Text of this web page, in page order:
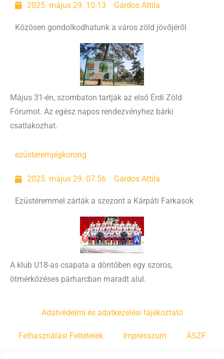
2025. május 29. 10:13 Gárdos Attila
Közösen gondolkodhatunk a város zöld jövőjéről
Május 31-én, szombaton tartják az első Érdi Zöld
Fórumot. Az egész napos rendezvényhez bárki
csatlakozhat.
ezüstéremjégkorong
2025. május 29. 07:56 Gárdos Attila
Ezüstéremmel zárták a szezont a Kárpáti Farkasok
A klub U18-as csapata a döntőben egy szoros,
ötmérkőzéses párharcban maradt alul.
Adatvédelmi és adatkezelési tájékoztató
Felhasználási Feltételek Impresszum ÁSZF